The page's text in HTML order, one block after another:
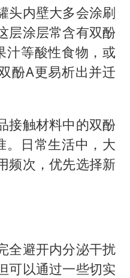
头内壁大多会涂刷
层涂层常含有双酚
汁等酸性食物，或
酚A更易析出并迁
接触材料中的双酚
。日常生活中，大
频次，优先选择新
全避开内分泌干扰
可以通过一些切实